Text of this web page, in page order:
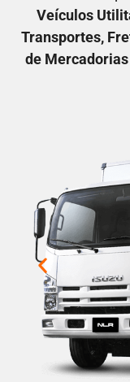
Veículos
Transportes, F
de Mercadorias